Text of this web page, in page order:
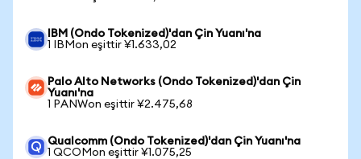
IBM (Ondo Tokenized)'dan Çin Yuanı'na
1 IBMon eşittir ¥1.633,02
Palo Alto Networks (Ondo Tokenized)'dan Çin
Yuanı'na
1 PANWon eşittir ¥2.475,68
Qualcomm (Ondo Tokenized)'dan Çin Yuanı'na
1 QCOMon eşittir ¥1.075,25